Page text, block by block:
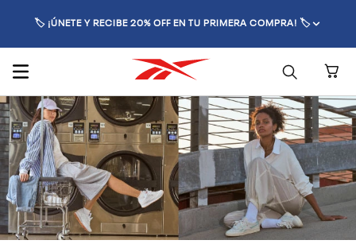
🏷️ ¡ÚNETE Y RECIBE 20% OFF EN TU PRIMERA COMPRA! 🏷️